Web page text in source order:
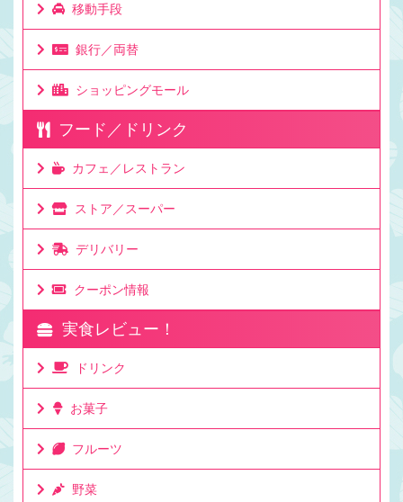
移動手段
銀行／両替
ショッピングモール
フード／ドリンク
カフェ／レストラン
ストア／スーパー
デリバリー
クーポン情報
実食レビュー！
ドリンク
お菓子
フルーツ
野菜